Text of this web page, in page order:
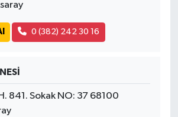
0 (382) 242 30 16
841. Sokak NO: 37 68100